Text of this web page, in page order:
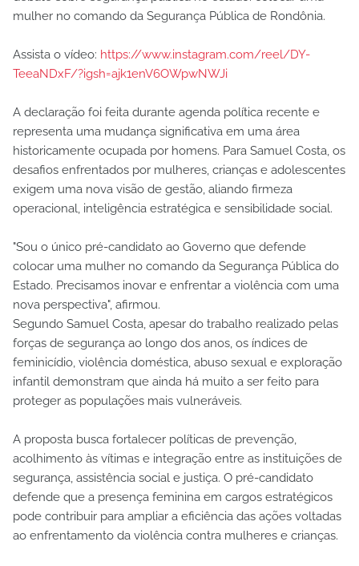
mulher no comando da Segurança Pública de Rondônia.
Assista o vídeo: https://www.instagram.com/reel/DY-
TeeaNDxF/?igsh=ajk1enV6OWpwNWJi
A declaração foi feita durante agenda política recente e
representa uma mudança significativa em uma área
historicamente ocupada por homens. Para Samuel Costa, os
desafios enfrentados por mulheres, crianças e adolescentes
exigem uma nova visão de gestão, aliando firmeza
operacional, inteligência estratégica e sensibilidade social.
"Sou o único pré-candidato ao Governo que defende
colocar uma mulher no comando da Segurança Pública do
Estado. Precisamos inovar e enfrentar a violência com uma
nova perspectiva", afirmou.
Segundo Samuel Costa, apesar do trabalho realizado pelas
forças de segurança ao longo dos anos, os índices de
feminicídio, violência doméstica, abuso sexual e exploração
infantil demonstram que ainda há muito a ser feito para
proteger as populações mais vulneráveis.
A proposta busca fortalecer políticas de prevenção,
acolhimento às vítimas e integração entre as instituições de
segurança, assistência social e justiça. O pré-candidato
defende que a presença feminina em cargos estratégicos
pode contribuir para ampliar a eficiência das ações voltadas
ao enfrentamento da violência contra mulheres e crianças.